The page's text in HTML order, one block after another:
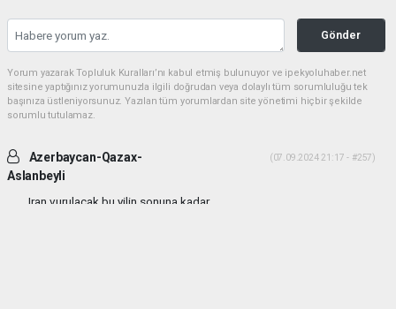
Gönder
Yorum yazarak Topluluk Kuralları’nı kabul etmiş bulunuyor ve ipekyoluhaber.net
sitesine yaptığınız yorumunuzla ilgili doğrudan veya dolaylı tüm sorumluluğu tek
başınıza üstleniyorsunuz. Yazılan tüm yorumlardan site yönetimi hiçbir şekilde
sorumlu tutulamaz.
Azerbaycan-Qazax-
Aslanbeyli
(07.09.2024 21:17 - #257)
Iran vurulacak bu yilin sonuna kadar...